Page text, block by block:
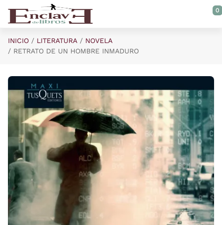
Saltar al contenido principal
0
INICIO LITERATURA
NOVELA
RETRATO DE UN HOMBRE INMADURO